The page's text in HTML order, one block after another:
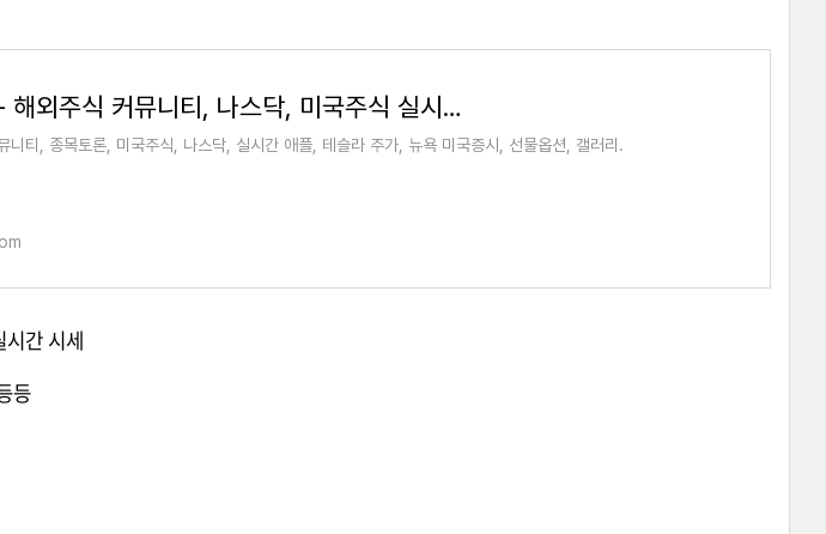
나스탁 - 해외주식 커뮤니티, 나스닥, 미국주식 실시간 주가
니티, 종목토론, 미국주식, 나스닥, 실시간 애플, 테슬라 주가, 뉴욕 미국증시, 선물옵션, 갤러리.
간 시세
등